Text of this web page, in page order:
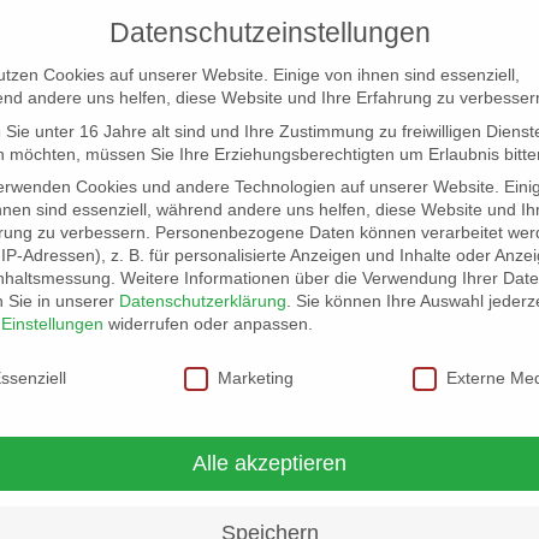
LOCATION SCOUT ELB-LOCATION: PANORAMA
oder Sängerin
bis Hochzeit.
Ball-Atmosphäre. Latinbands, tanzbarer Jazz, Top 40 Bands
Datenschutzeinstellungen
Cookies auf unserer Website. Einige von ihnen sind essenziell,
andere uns helfen, diese Website und Ihre Erfahrung zu
Sie unter 16 Jahre alt sind und Ihre Zustimmung zu freiwilligen
möchten, müssen Sie Ihre Erziehungsberechtigten um Erlaubnis
Cookies und andere Technologien auf unserer Website.
sind essenziell, während andere uns helfen, diese Website und
zu verbessern.
Personenbezogene Daten können verarbeitet
Adressen), z. B. für personalisierte Anzeigen und Inhalte oder
Weitere Informationen über die Verwendung Ihrer
Sie in unserer Datenschutzerklärung
Sie können Ihre Auswahl
Einstellungen widerrufen oder anpassen.
Marketing Externe
Alle akzeptieren
Speichern